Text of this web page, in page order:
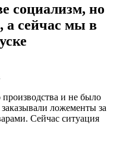
социализм, но
а сейчас мы в
и не было
ложементы за
Сейчас ситуация